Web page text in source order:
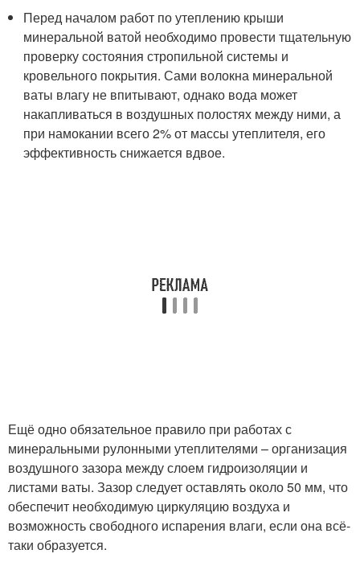
Перед началом работ по утеплению крыши
минеральной ватой необходимо провести тщательную
проверку состояния стропильной системы и
кровельного покрытия. Сами волокна минеральной
ваты влагу не впитывают, однако вода может
накапливаться в воздушных полостях между ними, а
при намокании всего 2% от массы утеплителя, его
эффективность снижается вдвое.
Ещё одно обязательное правило при работах с
минеральными рулонными утеплителями – организация
воздушного зазора между слоем гидроизоляции и
листами ваты. Зазор следует оставлять около 50 мм, что
обеспечит необходимую циркуляцию воздуха и
возможность свободного испарения влаги, если она всё-
таки образуется.